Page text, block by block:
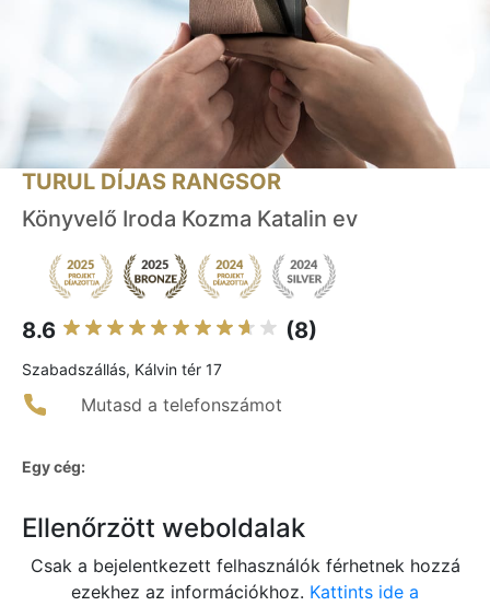
TURUL DÍJAS RANGSOR
Könyvelő Iroda Kozma Katalin ev
8.6 (8)
Szabadszállás, Kálvin tér 17
Mutasd a telefonszámot
Egy cég:
Ellenőrzött weboldalak
Csak a bejelentkezett felhasználók férhetnek hozzá
ezekhez az információkhoz. Kattints ide a